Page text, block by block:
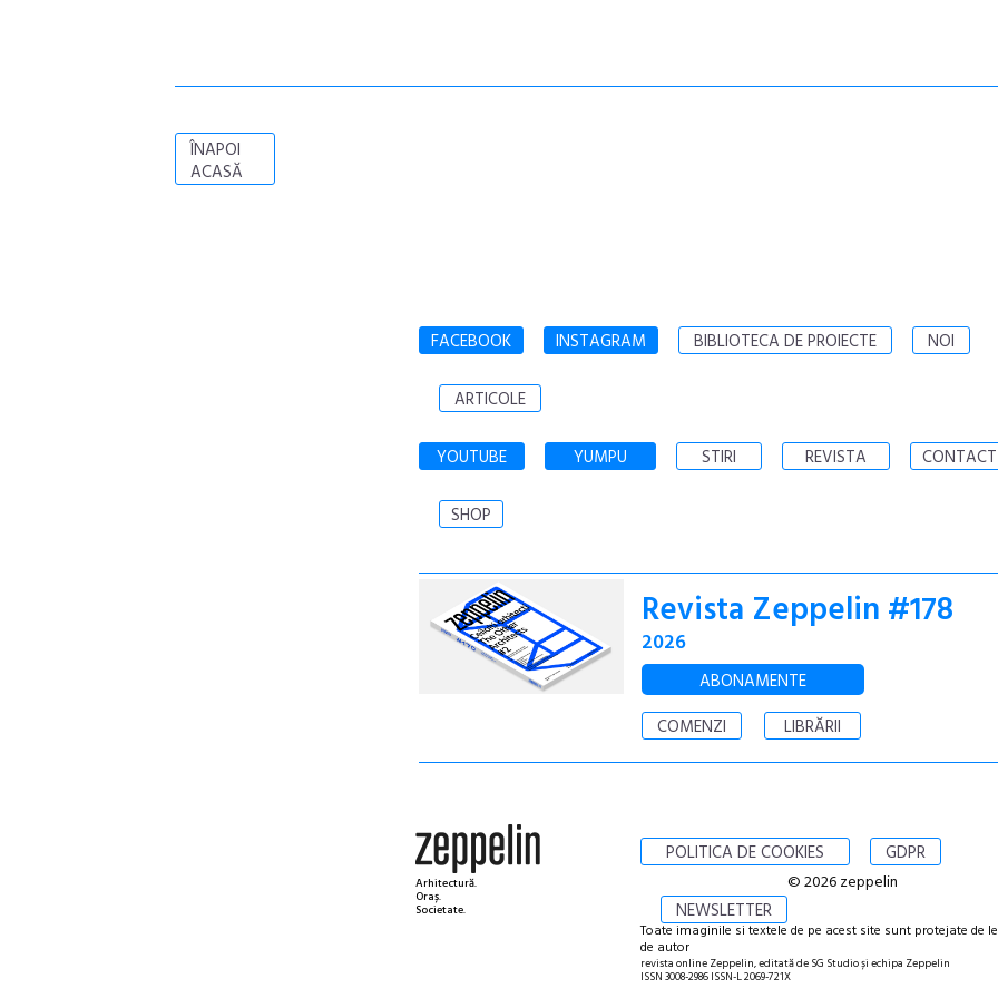
ÎNAPOI
ACASĂ
FACEBOOK INSTAGRAM BIBLIOTECA DE PROIECTE NOI
ARTICOLE
YOUTUBE YUMPU STIRI REVISTA CONTACT
SHOP
Revista Zeppelin #178
2026
ABONAMENTE
COMENZI
LIBRĂRII
Arhitectură.
Oraș.
Societate.
POLITICA DE COOKIES GDPR
NEWSLETTER
© 2026 zeppelin
Toate imaginile si textele de pe acest site sunt protejate de
de autor
revista online Zeppelin, editată de SG Studio și echipa Zeppelin
ISSN 3008-2986 ISSN-L 2069-721X